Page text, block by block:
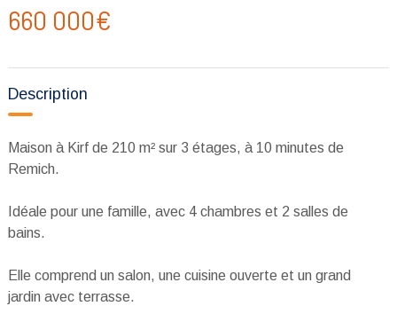
660 000€
Description
Maison à Kirf de 210 m² sur 3 étages, à 10 minutes de
Remich.
Idéale pour une famille, avec 4 chambres et 2 salles de
bains.
Elle comprend un salon, une cuisine ouverte et un grand
jardin avec terrasse.